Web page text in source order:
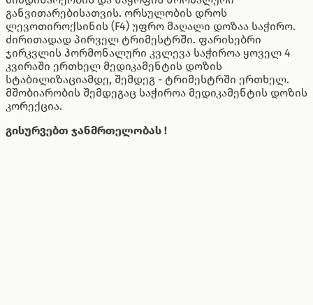
განვითარებისათვის. ორსულობის დროს
ლევოთიროქსინის (F4) უფრო მაღალი დოზაა საჭირო.
ძირითადად პირველ ტრიმესტრში. ფარისებრი
ჯირკვლის ჰორმონალური კვლევა საჭიროა ყოველ 4
კვირაში ერთხელ მედიკამენტის დოზის
სტაბილიზაციამდე, შემდეგ - ტრიმესტრში ერთხელ.
მშობიარობის შემდეგაც საჭიროა მედიკამენტის დოზის
კორექცია.
გისურვებთ ჯანმრთელობას !